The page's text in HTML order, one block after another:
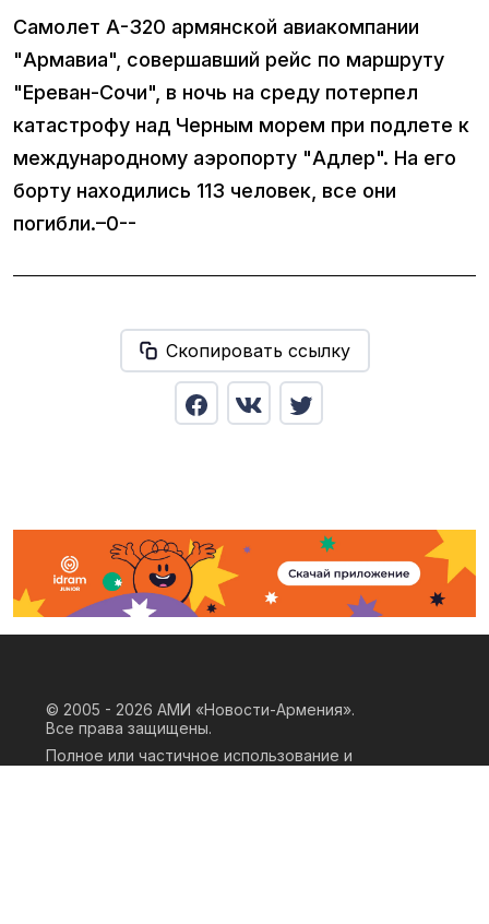
Самолет А-320 армянской авиакомпании
"Армавиa", совершавший рейс по маршруту
"Ереван-Сочи", в ночь на среду потерпел
катастрофу над Черным морем при подлете к
международному аэропорту "Адлер". На его
борту находились 113 человек, все они
погибли.–0--
Скопировать ссылку
© 2005 - 2026 АМИ «Новости-Армения».
Все права защищены.
Полное или частичное использование и